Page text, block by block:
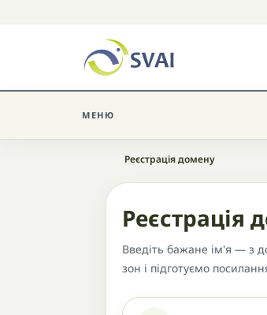
МЕНЮ
Головна
Реєстрація домену
Реєстрація
Введіть бажане ім'я — з
зон і підготуємо
Домен або назва